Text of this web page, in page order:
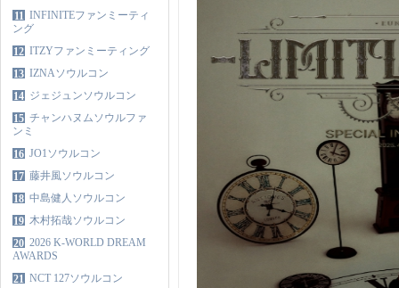
11 INFINITEファンミーティ
ング
12 ITZYファンミーティング
13 IZNAソウルコン
14 ジェジュンソウルコン
15 チャンハヌムソウルファ
ンミ
16 JO1ソウルコン
17 藤井風ソウルコン
18 中島健人ソウルコン
19 木村拓哉ソウルコン
20 2026 K-WORLD DREAM
AWARDS
21 NCT 127ソウルコン